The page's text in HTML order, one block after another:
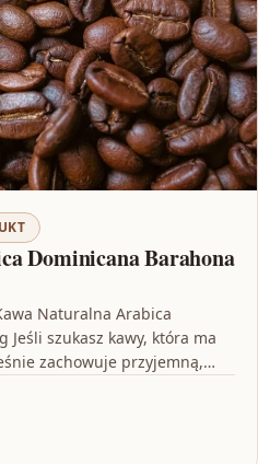
Dominicana Barahona
Naturalna Arabica
Jeśli szukasz kawy, która ma
zachowuje przyjemną,